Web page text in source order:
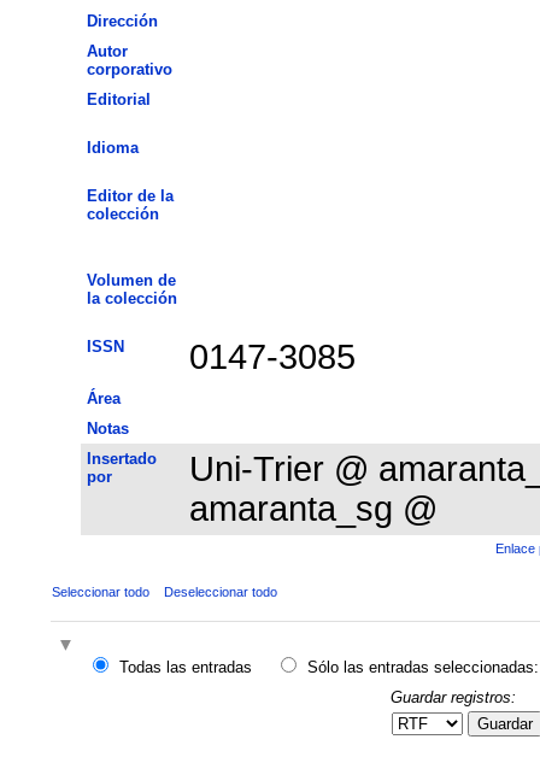
Dirección
Autor
corporativo
Editorial
Idioma
Editor de la
colección
Volumen de
la colección
ISSN 0147-3085
Área
Notas
Insertado
por
Uni-Trier @
amaranta_sg @
Enlace
Seleccionar todo Deseleccionar todo
Todas las entradas
Sólo las entradas seleccionadas:
Guardar registros:
Guardar